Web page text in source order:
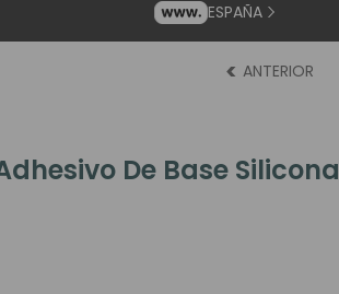
ESPAÑA
ANTERIOR
De Base Silicona